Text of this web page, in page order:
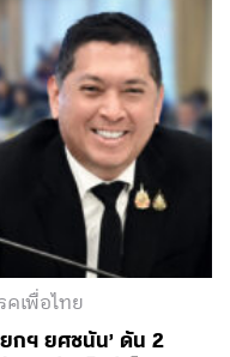
เพื่อไทย
กฯ ยศชนัน’ ดัน 2